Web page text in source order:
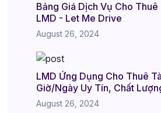
Bảng Giá Dịch Vụ Cho Thuê
LMD - Let Me Drive
August 26, 2024
LMD Ứng Dụng Cho Thuê
Giờ/Ngày Uy Tín, Chất
August 26, 2024